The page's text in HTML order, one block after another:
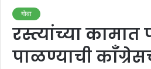
गोवा
रस्त्यांच्या कामात
पाळण्याची